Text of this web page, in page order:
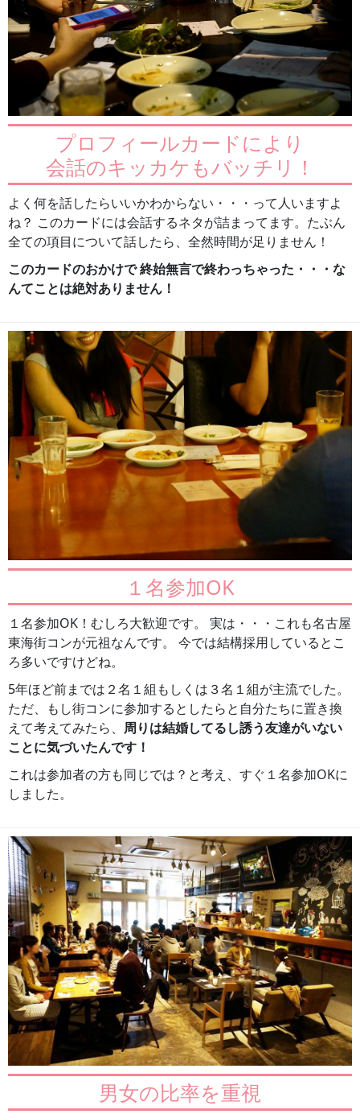
プロフィールカードにより
会話のキッカケもバッチリ！
よく何を話したらいいかわからない・・・って人いますよ
ね？ このカードには会話するネタが詰まってます。たぶん
全ての項目について話したら、全然時間が足りません！
このカードのおかけで 終始無言で終わっちゃった・・・な
んてことは絶対ありません！
１名参加OK
１名参加OK！むしろ大歓迎です。 実は・・・これも名古屋
東海街コンが元祖なんです。 今では結構採用しているとこ
ろ多いですけどね。
5年ほど前までは２名１組もしくは３名１組が主流でした。
ただ、もし街コンに参加するとしたらと自分たちに置き換
えて考えてみたら、 周りは結婚してるし誘う友達がいない
ことに気づいたんです！
これは参加者の方も同じでは？と考え、すぐ１名参加OKに
しました。
男女の比率を重視